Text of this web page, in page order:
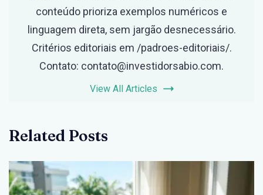
conteúdo prioriza exemplos numéricos e
linguagem direta, sem jargão desnecessário.
Critérios editoriais em /padroes-editoriais/.
Contato: contato@investidorsabio.com.
View All Articles
Related Posts